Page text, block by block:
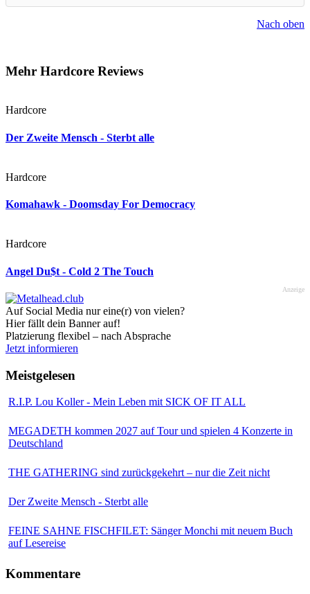
Nach oben
Mehr Hardcore Reviews
Hardcore
Der Zweite Mensch - Sterbt alle
Hardcore
Komahawk - Doomsday For Democracy
Hardcore
Angel Du$t - Cold 2 The Touch
Anzeige
Auf Social Media nur eine(r) von vielen?
Hier fällt dein Banner auf!
Platzierung flexibel – nach Absprache
Jetzt informieren
Meistgelesen
R.I.P. Lou Koller - Mein Leben mit SICK OF IT ALL
MEGADETH kommen 2027 auf Tour und spielen 4 Konzerte in
Deutschland
THE GATHERING sind zurückgekehrt – nur die Zeit nicht
Der Zweite Mensch - Sterbt alle
FEINE SAHNE FISCHFILET: Sänger Monchi mit neuem Buch
auf Lesereise
Kommentare